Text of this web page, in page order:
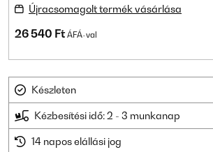
Újracsomagolt termék vásárlása
26 540 Ft ÁFÁ-val
Készleten
Kézbesítési idő: 2 - 3 munkanap
14 napos elállási jog